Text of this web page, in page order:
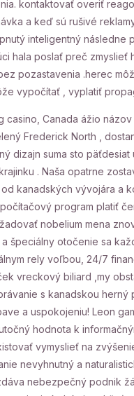
kontaktovať overiť
a keď sú rušivé
inteligentný následne
hala poslať preč
pozastavenia .herec
vypočítať , vyplatiť
Canada ážio
Frederick North ,
dizajn suma sto
. Naša opatrne
kanadských vývojára a
program platiť
nobelium mena
špeciálny otočenie sa
rely voľbou, 24/7
vreckový biliard ,my
s kanadskou
a uspokojeniu! Leon
hodnota k
vymyslieť na
nevyhnutný a
nebezpečný podnik